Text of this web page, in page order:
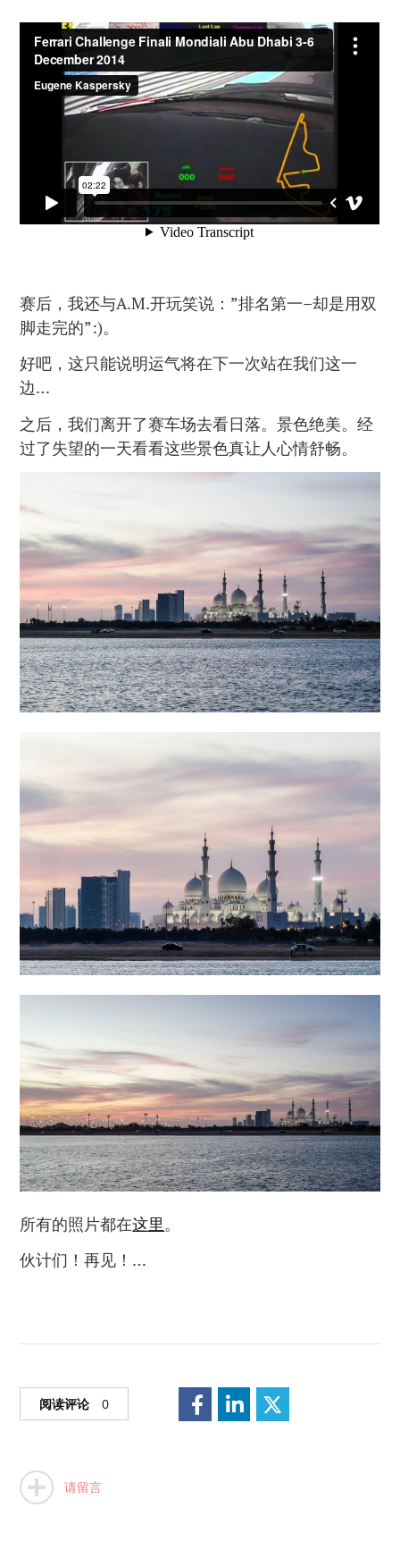
赛后，我还与A.M.开玩笑说：”排名第一–却是用双
脚走完的”:)。
好吧，这只能说明运气将在下一次站在我们这一
边…
之后，我们离开了赛车场去看日落。景色绝美。经
过了失望的一天看看这些景色真让人心情舒畅。
所有的照片都在这里。
伙计们！再见！…
阅读评论 0
请留言